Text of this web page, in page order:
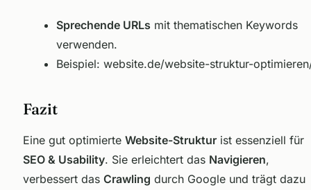
Sprechende URLs mit thematischen Keywords
verwenden.
Beispiel: website.de/website-struktur-
Fazit
Eine gut optimierte Website-Strukturist essenziell für
SEO & Usability. Sie erleichtert das Navigieren,
verbessert das Crawling durch Google und trägt dazu